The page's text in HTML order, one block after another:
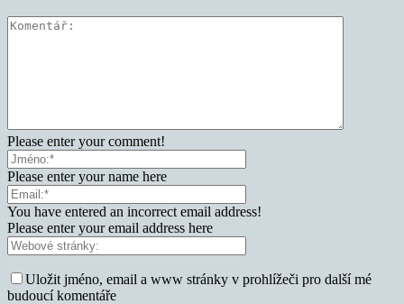
Please enter your comment!
Please enter your name here
You have entered an incorrect email address!
Please enter your email address here
Uložit jméno, email a www stránky v prohlížeči pro další mé
budoucí komentáře